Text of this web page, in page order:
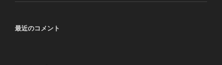
最近のコメント